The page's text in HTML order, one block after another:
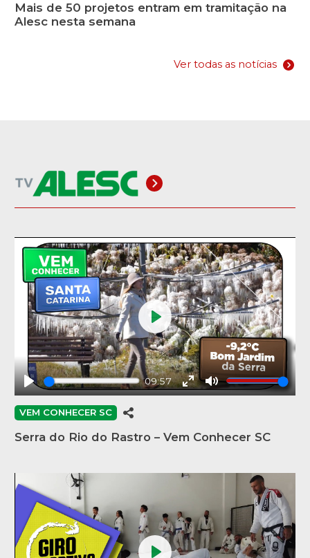
Mais de 50 projetos entram em tramitação na
Alesc nesta semana
Ver todas as notícias
Play
09:57
EnterMute
Play
VEM CONHECER SC
Serra do Rio do Rastro – Vem Conhecer SC